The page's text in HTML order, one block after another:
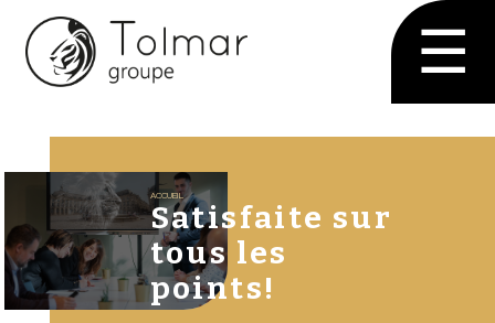
☰
ACCUEIL
Satisfaite sur
tous les
points!